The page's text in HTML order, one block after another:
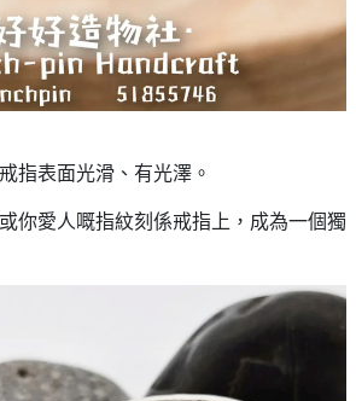
指表面光滑、有光澤。
你愛人嘅指紋刻係戒指上，成為一個獨